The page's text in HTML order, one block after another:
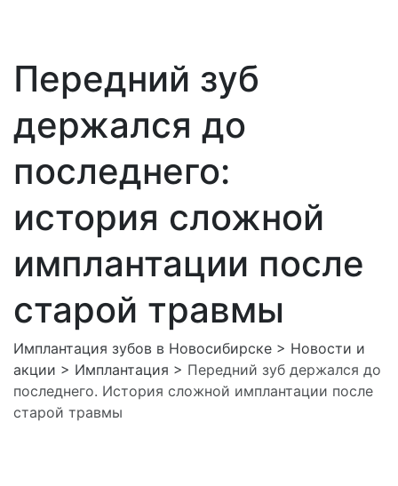
Передний зуб
держался до
последнего:
история сложной
имплантации после
старой травмы
Имплантация зубов в Новосибирске > Новости и
акции > Имплантация > Передний зуб держался до
последнего. История сложной имплантации после
старой травмы